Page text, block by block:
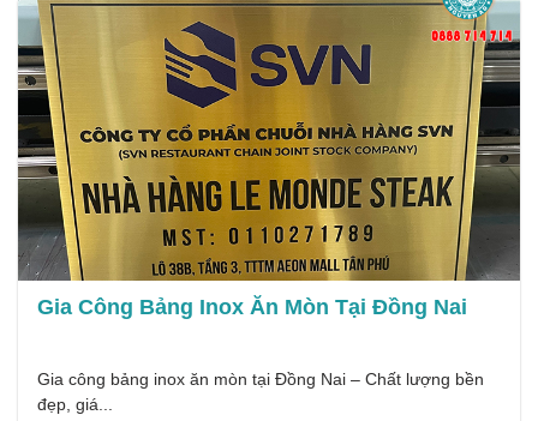
Gia Công Bảng Inox Ăn Mòn Tại Đồng Nai
Gia công bảng inox ăn mòn tại Đồng Nai – Chất lượng bền
đẹp, giá...